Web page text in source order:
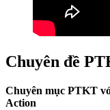
Chuyên đề
Chuyên mục PTKT
Action